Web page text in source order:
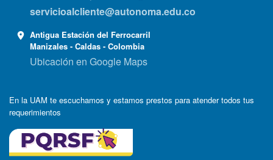
servicioalcliente@autonoma.edu.co
Antigua Estación del Ferrocarril
Manizales - Caldas - Colombia
Ubicación en Google Maps
En la UAM te escuchamos y estamos prestos para atender todos tus
requerimientos